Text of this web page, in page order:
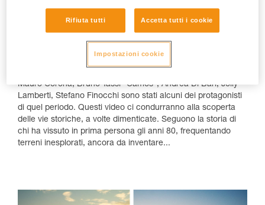
Una storia di rocce e di uomini
Mauro Corona, Bruno Tassi "Camòs", Andrea Di Bari, Jolly
Lamberti, Stefano Finocchi sono stati alcuni dei protagonisti
di quel periodo. Questi video ci condurranno alla scoperta
delle vie storiche, a volte dimenticate. Seguono la storia di
chi ha vissuto in prima persona gli anni 80, frequentando
terreni inesplorati, ancora da inventare...
Rifiuta tutti Accetta tutti i cookie
Impostazioni cookie